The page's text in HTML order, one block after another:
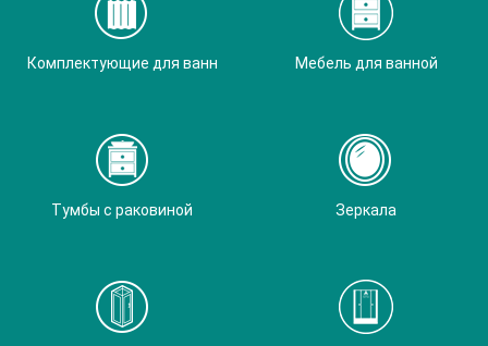
Комплектующие для ванн Мебель для ванной
Тумбы с раковиной Зеркала